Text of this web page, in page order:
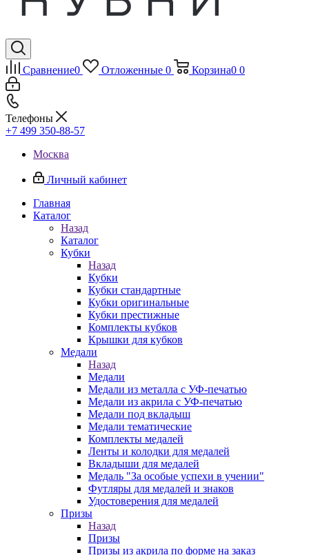
Сравнение0 Отложенные 0 Корзина0 0
Телефоны
+7 499 350-88-57
Москва
Личный кабинет
Главная
Каталог
Назад
Каталог
Кубки
Назад
Кубки
Кубки стандартные
Кубки оригинальные
Кубки престижные
Комплекты кубков
Крышки для кубков
Медали
Назад
Медали
Медали из металла с УФ-печатью
Медали из акрила с УФ-печатью
Медали под вкладыш
Медали тематические
Комплекты медалей
Ленты и колодки для медалей
Вкладыши для медалей
Медаль "За особые успехи в учении"
Футляры для медалей и знаков
Удостоверения для медалей
Призы
Назад
Призы
Призы из акрила по форме на заказ